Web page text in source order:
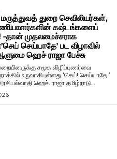
துறை செவிலியர்கள்,
கஷ்டங்களைப்
-தான் முதலமைச்சராக
செய்யாதே’ பட விழாவில்
ஹெச் ராஜா பேச்சு
சமூக விழிப்புணர்வை
உருவாகியுள்ளது ‘செய்! செய்யாதே!’
ஹெச். ராஜா தமிழ்நாடு...